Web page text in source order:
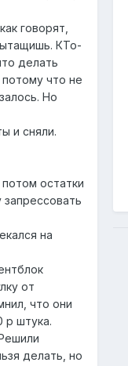
говорят,
КТо-
делать
что не
Но
и сняли.
остатки
на
от
что они
р штука.
делать, но